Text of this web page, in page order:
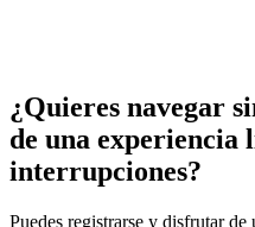
¿Quieres navegar
de una experiencia
interrupciones?
Puedes registrarse y disfrutar de